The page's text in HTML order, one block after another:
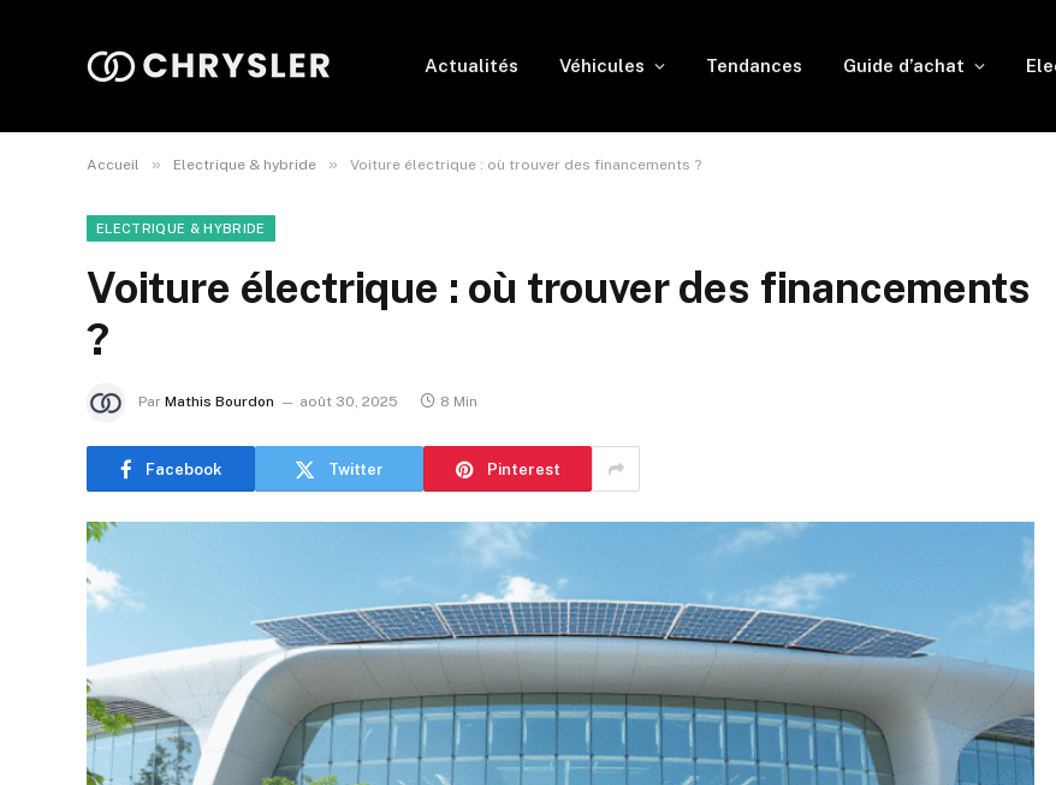
Actualités Véhicules Tendances Guide d’achat
Accueil » Electrique & hybride » Voiture électrique : où trouver des financements ?
ELECTRIQUE & HYBRIDE
Voiture électrique : où trouver des financements
?
Par Mathis Bourdon août 30, 2025 8 Min
Facebook Twitter Pinterest